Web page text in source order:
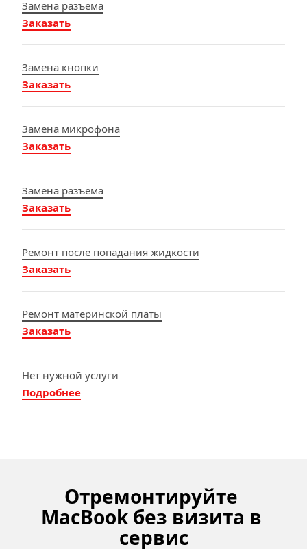
Замена разъема
Заказать
Замена кнопки
Заказать
Замена микрофона
Заказать
Замена разъема
Заказать
Ремонт после попадания жидкости
Заказать
Ремонт материнской платы
Заказать
Нет нужной услуги
Подробнее
Отремонтируйте
MacBook без визита в
сервис